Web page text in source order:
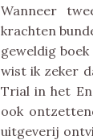
Wanneer
krachten
geweldig
wist ik zeker
Trial in het
ook
uitgeverij